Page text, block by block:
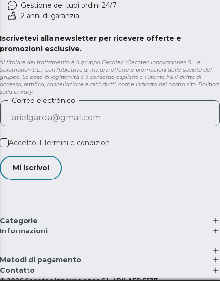
Gestione dei tuoi ordini 24/7
2 anni di garanzia
Iscrivetevi alla newsletter per ricevere offerte e
promozioni esclusive.
*Il titolare del trattamento è il gruppo Cecotec (Cecotec Innovaciones S.L. e
Solotriatlon S.L.), con l'obiettivo di inviarvi offerte e promozioni delle società del
gruppo. La base di legittimità è il consenso esplicito e l'utente ha il diritto di
accesso, rettifica, cancellazione e altri diritti, come indicato nel nostro sito. Politica
sulla privacy
Correo electrónico
Accetto il Termini e condizioni
Mi iscrivo!
Categorie
Informazioni
Metodi di pagamento
Contatto